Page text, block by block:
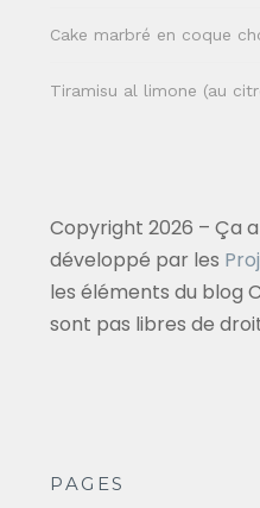
Cake marbré en coque
Tiramisu al limone (au
Copyright 2026 – Ça
développé par les
les éléments du blog
sont pas libres de
PAGES